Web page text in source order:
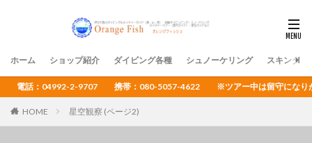
ホーム ショップ紹介 ダイビング各種 シュノーケリング スキンダイ
電話：04992-2-9707 携帯：080-5057-4622 ※ツアー中は留守になりがち
HOME 星空観察 (ページ2)